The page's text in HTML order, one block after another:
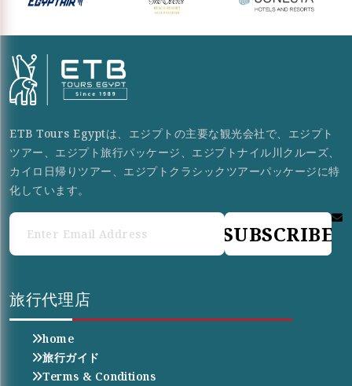
ETB Tours Egyptは、エジプトの主要な観光会社で、エジプト
ツアー、エジプト旅行パッケージ、エジプトナイル川クルーズ、
カイロ日帰りツアー、エジプトクラシックツアーパッケージに特
化しています。
SUBSCRIBE
旅行代理店
home
旅行ガイド
Terms & Conditions